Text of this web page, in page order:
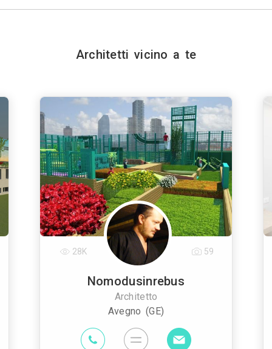
Architetti vicino a te
Nomodusinrebus
Architetto
Avegno (GE)
28K 59